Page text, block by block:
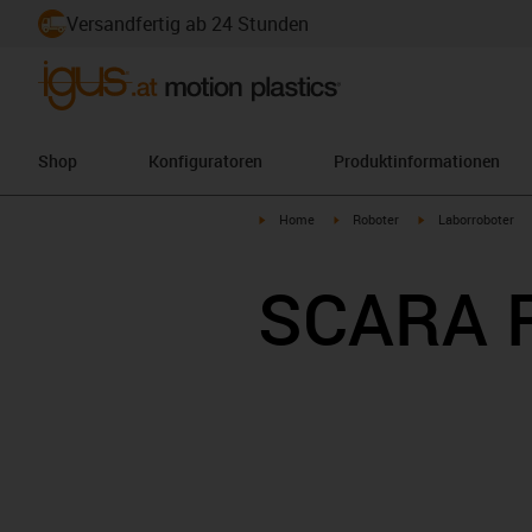
Versandfertig ab 24 Stunden
Shop Konfiguratoren Produktinformationen
igus-icon-arrow-right
Home igus-icon-arrow-right
Roboter igus-icon-arrow-
Laborroboter
SCARA